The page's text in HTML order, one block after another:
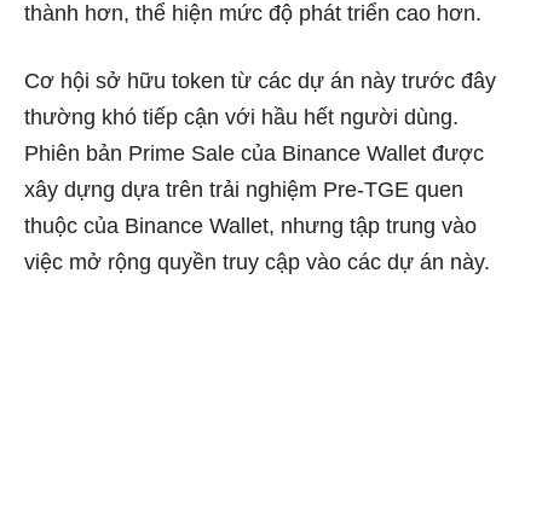
thành hơn, thể hiện mức độ phát triển cao hơn.
Cơ hội sở hữu token từ các dự án này trước đây
thường khó tiếp cận với hầu hết người dùng.
Phiên bản Prime Sale của Binance Wallet được
xây dựng dựa trên trải nghiệm Pre-TGE quen
thuộc của Binance Wallet, nhưng tập trung vào
việc mở rộng quyền truy cập vào các dự án này.